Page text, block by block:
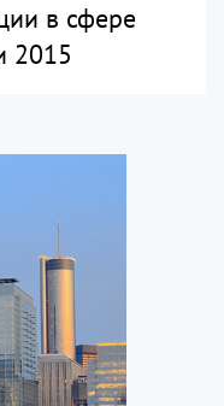
в сфере
2015